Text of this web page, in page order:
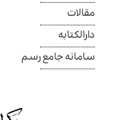
مقالات
دارالکتابه
سامانه جامع رسم